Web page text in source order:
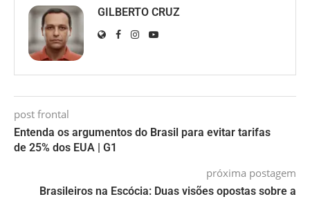
GILBERTO CRUZ
post frontal
Entenda os argumentos do Brasil para evitar tarifas
de 25% dos EUA | G1
próxima postagem
Brasileiros na Escócia: Duas visões opostas sobre a